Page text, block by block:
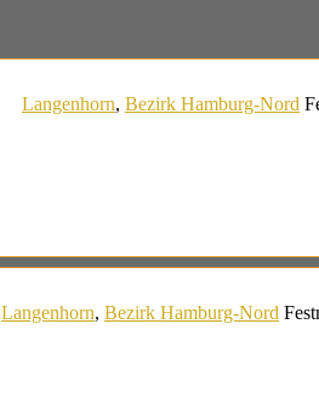
Langenhorn, Bezirk Hamburg-Nord
Langenhorn, Bezirk Hamburg-Nord